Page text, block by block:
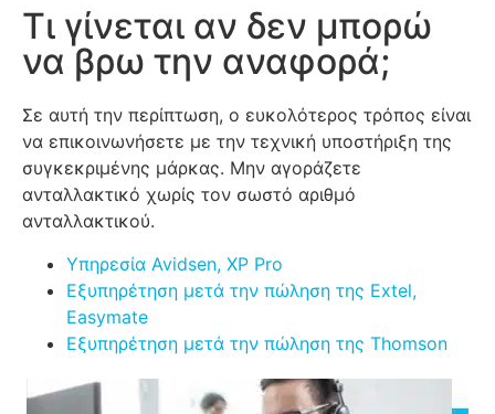
Τι γίνεται αν δεν μπορώ
να βρω την αναφορά;
Σε αυτή την περίπτωση, ο ευκολότερος τρόπος είναι
να επικοινωνήσετε με την τεχνική υποστήριξη της
συγκεκριμένης μάρκας. Μην αγοράζετε
ανταλλακτικό χωρίς τον σωστό αριθμό
ανταλλακτικού.
Υπηρεσία Avidsen, XP Pro
Εξυπηρέτηση μετά την πώληση της Extel,
Easymate
Εξυπηρέτηση μετά την πώληση της Thomson